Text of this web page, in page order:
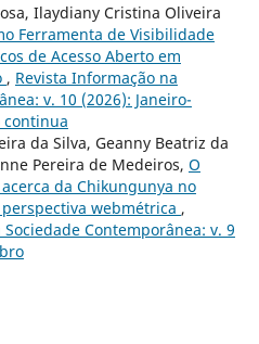
Ilaydiany Cristina Oliveira
Ferramenta de Visibilidade
de Acesso Aberto em
, Revista Informação na
v. 10 (2026): Janeiro-
continua
da Silva, Geanny Beatriz da
Pereira de Medeiros, O
da Chikungunya no
webmétrica ,
Contemporânea: v. 9